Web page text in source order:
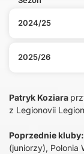
2024/25
2025/26
Patryk Koziara
z Legionovii
Poprzednie kluby:
(juniorzy), Polonia